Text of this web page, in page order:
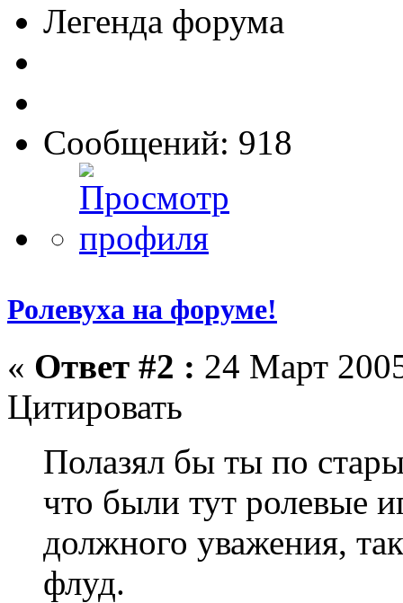
Легенда форума
Сообщений: 918
Ролевуха на форуме!
« Ответ #2 : 24 Март
Цитировать
Полазял бы ты по
что были тут ролевые
должного уважения,
флуд.